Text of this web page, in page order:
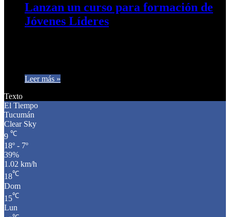
Lanzan un curso para formación de
Jóvenes Líderes
Leer más »
Texto
El Tiempo
Tucumán
Clear Sky
9 ℃
18º - 7º
39%
1.02 km/h
18℃
Dom
15℃
Lun